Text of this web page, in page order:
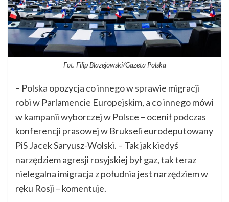
Fot. Filip Blazejowski/Gazeta Polska
– Polska opozycja co innego w sprawie migracji
robi w Parlamencie Europejskim, a co innego mówi
w kampanii wyborczej w Polsce – ocenił podczas
konferencji prasowej w Brukseli eurodeputowany
PiS Jacek Saryusz-Wolski. – Tak jak kiedyś
narzędziem agresji rosyjskiej był gaz, tak teraz
nielegalna imigracja z południa jest narzędziem w
ręku Rosji – komentuje.